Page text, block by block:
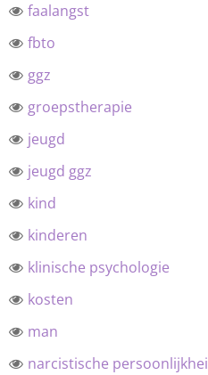
faalangst
fbto
ggz
groepstherapie
jeugd
jeugd ggz
kind
kinderen
klinische psychologie
kosten
man
narcistische